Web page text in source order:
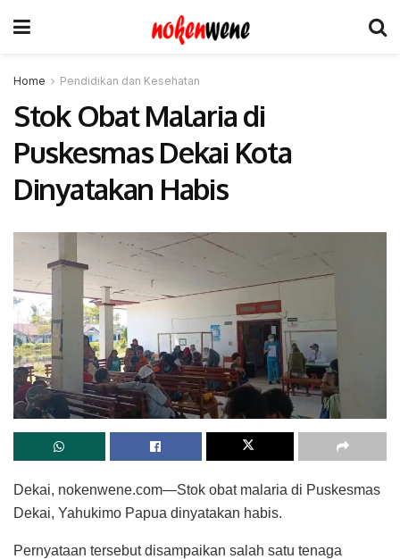
Home Pendidikan dan Kesehatan
Stok Obat Malaria di
Puskesmas Dekai Kota
Dinyatakan Habis
Dekai, nokenwene.com—Stok obat malaria di Puskesmas
Dekai, Yahukimo Papua dinyatakan habis.
Pernyataan tersebut disampaikan salah satu tenaga